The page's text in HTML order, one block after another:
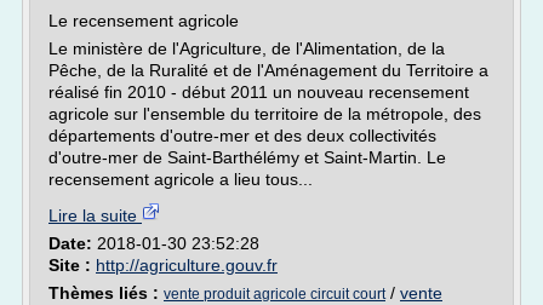
Le recensement agricole
Le ministère de l'Agriculture, de l'Alimentation, de la
Pêche, de la Ruralité et de l'Aménagement du Territoire a
réalisé fin 2010 - début 2011 un nouveau recensement
agricole sur l'ensemble du territoire de la métropole, des
départements d'outre-mer et des deux collectivités
d'outre-mer de Saint-Barthélémy et Saint-Martin. Le
recensement agricole a lieu tous...
Lire la suite
Date: 2018-01-30 23:52:28
Site : http://agriculture.gouv.fr
Thèmes liés : vente produit agricole circuit court/ vente